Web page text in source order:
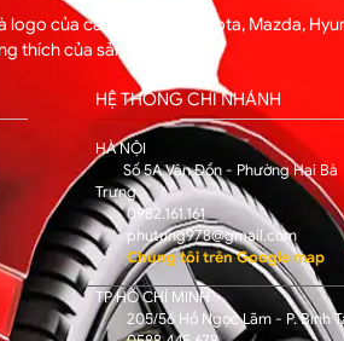
logo của các hãng xe (Toyota, Mazda,
thích của sản phẩm.
HỆ THỐNG CHI NHÁNH
HÀ NỘI
Số 5A Vân Đồn - Phường Hai Bà
Trưng
0982.161.161
phutung978@gmail.com
Chúng tôi trên Google map
TP HỒ CHÍ MINH
205/56 Hồ Ngọc Lãm - P. Bình